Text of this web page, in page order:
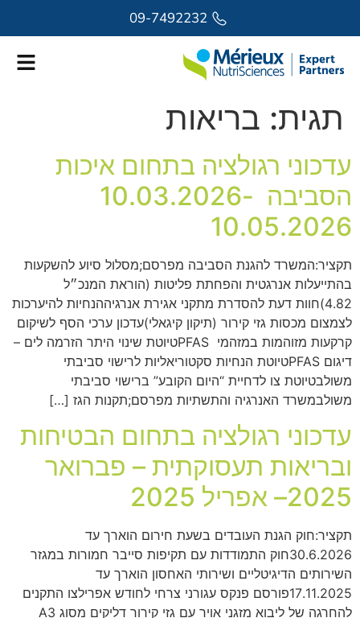
09-7492232
תגית: בריאות
עדכוני רגולציה בתחום איכות
הסביבה 10.03.2026-
10.05.2026
תקציר:המשרד להגנת הסביבה מפרסם;מסלול סיוע להשקעות
בהתייעלות אנרגטית והפחתת פליטות (הוראת המנכ״ל
4.82)חוות דעת להסדרת מתקני אגירת אנרגיההנחיות להיערכות
לצמצום מכסות גזי קירור (תיקון קיגאלי)עדכון ערכי הסף לשיקום
קרקעות מזוהמות במזהמי PFASטיוטת שינוי היתר הזרמה לים –
דיגום PFASטיוטת הנחיות סקטוריאליות לרישוי סביבתי
משולבטיוטת צו לדחיית “היום הקובע” ברישוי סביבתי
משולבמשרד האנרגיה והתשתיות מפרסם;תקנות הגז […]
עדכוני רגולציה בתחום הבטיחות
ובריאות תעסוקתית – פברואר
2025– אפריל 2025
תקציר:חוק הגנת העובדים בשעת חירום הוארך עד
30.6.2026חוק התמודדות עם תקיפות סייבר חמורות במגזר
השירותים הדיגיטליים ושירותי האחסון הוארך עד
17.11.2025פורסם פנקס עגורני צרחי לחודש אפרילצו התקנים
להחרגה של ליבוא מזגני אויר עם גזי קירור דליקים מסוג A3